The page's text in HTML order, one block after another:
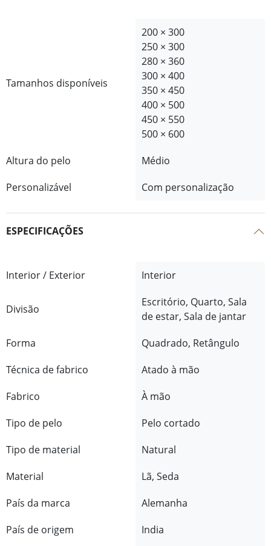
Tamanhos disponíveis
200 × 300
250 × 300
280 × 360
300 × 400
350 × 450
400 × 500
450 × 550
500 × 600
Altura do pelo
Médio
Personalizável
Com personalização
ESPECIFICAÇÕES
Interior / Exterior Interior
Divisão
Escritório, Quarto, Sala
de estar, Sala de jantar
Forma
Quadrado, Retângulo
Técnica de fabrico
Atado à mão
Fabrico
À mão
Tipo de pelo
Pelo cortado
Tipo de material
Natural
Material
Lã, Seda
País da marca
Alemanha
País de origem
India